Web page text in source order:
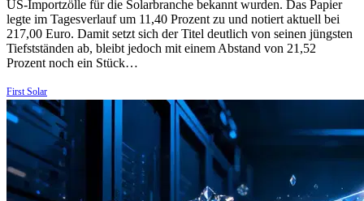
US-Importzölle für die Solarbranche bekannt wurden. Das Papier
legte im Tagesverlauf um 11,40 Prozent zu und notiert aktuell bei
217,00 Euro. Damit setzt sich der Titel deutlich von seinen jüngsten
Tiefstständen ab, bleibt jedoch mit einem Abstand von 21,52
Prozent noch ein Stück…
First Solar